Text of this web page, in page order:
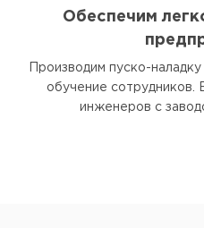
Обеспечим
Производим пуско-
обучение сотрудников.
инженеров с